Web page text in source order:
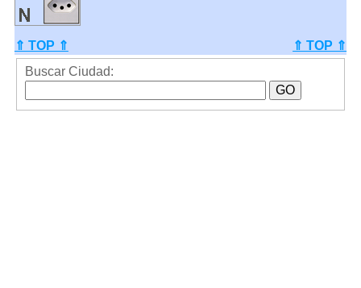
⇑ TOP ⇑
⇑ TOP ⇑
Buscar Ciudad: